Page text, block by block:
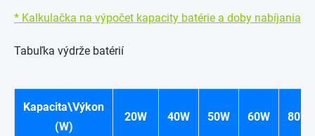
* Kalkulačka na výpočet kapacity batérie a doby nabíjania
Tabuľka výdrže batérií
Kapacita\Výkon
(W)
20W 40W 50W 60W 80W